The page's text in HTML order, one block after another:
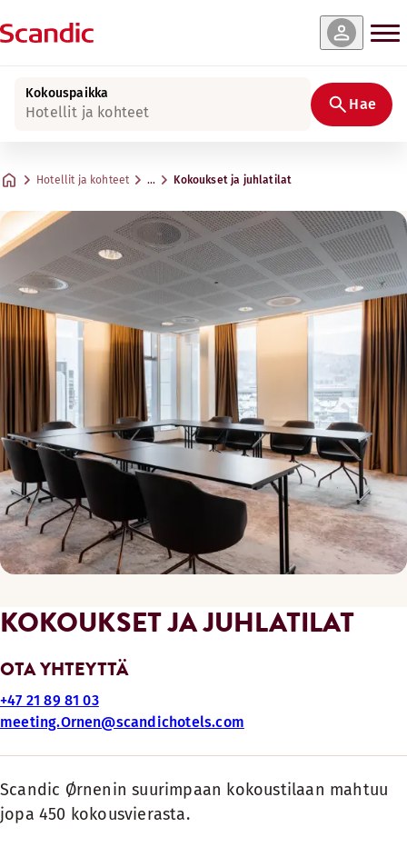
Kokouspaikka
Hotellit ja kohteet Hae
Hotellit ja kohteet … Kokoukset ja juhlatilat
KOKOUKSET JA JUHLATILAT
OTA YHTEYTTÄ
+47 21 89 81 03
meeting.Ornen@scandichotels.com
Scandic Ørnenin suurimpaan kokoustilaan mahtuu
jopa 450 kokousvierasta.